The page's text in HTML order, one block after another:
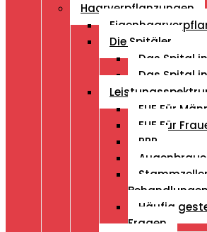
Haarverpflanzungen
Die Spitäler
Das Spital
Das Spital
FUE Für
FUE Für
PRP
Behandlungen
Häufig
Fragen